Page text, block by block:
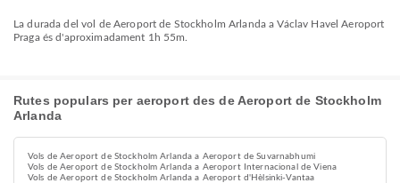
La durada del vol de Aeroport de Stockholm Arlanda a Václav Havel Aeroport
Praga és d'aproximadament 1h 55m.
Rutes populars per aeroport des de Aeroport de Stockholm
Arlanda
Vols de Aeroport de Stockholm Arlanda a Aeroport de Suvarnabhumi
Vols de Aeroport de Stockholm Arlanda a Aeroport Internacional de Viena
Vols de Aeroport de Stockholm Arlanda a Aeroport d'Hèlsinki-Vantaa